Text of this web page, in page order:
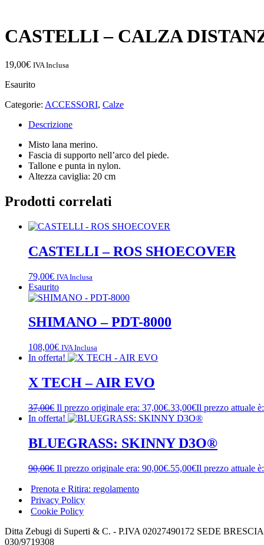
CASTELLI – CALZA
19,00€ IVA Inclusa
Esaurito
Categorie: ACCESSORI, Calze
Descrizione
Misto lana merino.
Fascia di supporto nell’arco del piede.
Tallone e punta in nylon.
Altezza caviglia: 20 cm
Prodotti correlati
CASTELLI – ROS SHOECOVER
79,00€ IVA Inclusa
Esaurito
SHIMANO – PDT-8000
108,00€ IVA Inclusa
In offerta!
X TECH – AIR EVO
37,00€ Il prezzo originale era: 37,00€.33,00€Il prezzo attuale
In offerta!
BLUEGRASS: SKINNY D3O®
90,00€ Il prezzo originale era: 90,00€.55,00€Il prezzo attuale
Prenota e Ritira: regolamento
Privacy Policy
Cookie Policy
Ditta Zebugi di Superti & C. - P.IVA 02027490172 SEDE
030/9719308